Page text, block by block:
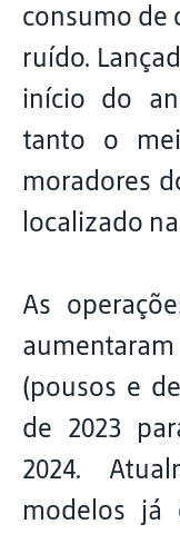
consumo de
ruído.
início do
tanto o
moradores
localizado
As
(pousos e
de 2023
2024.
modelos já